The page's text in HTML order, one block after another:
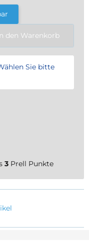
den Warenkorb
Sie bitte
3 Prell Punkte